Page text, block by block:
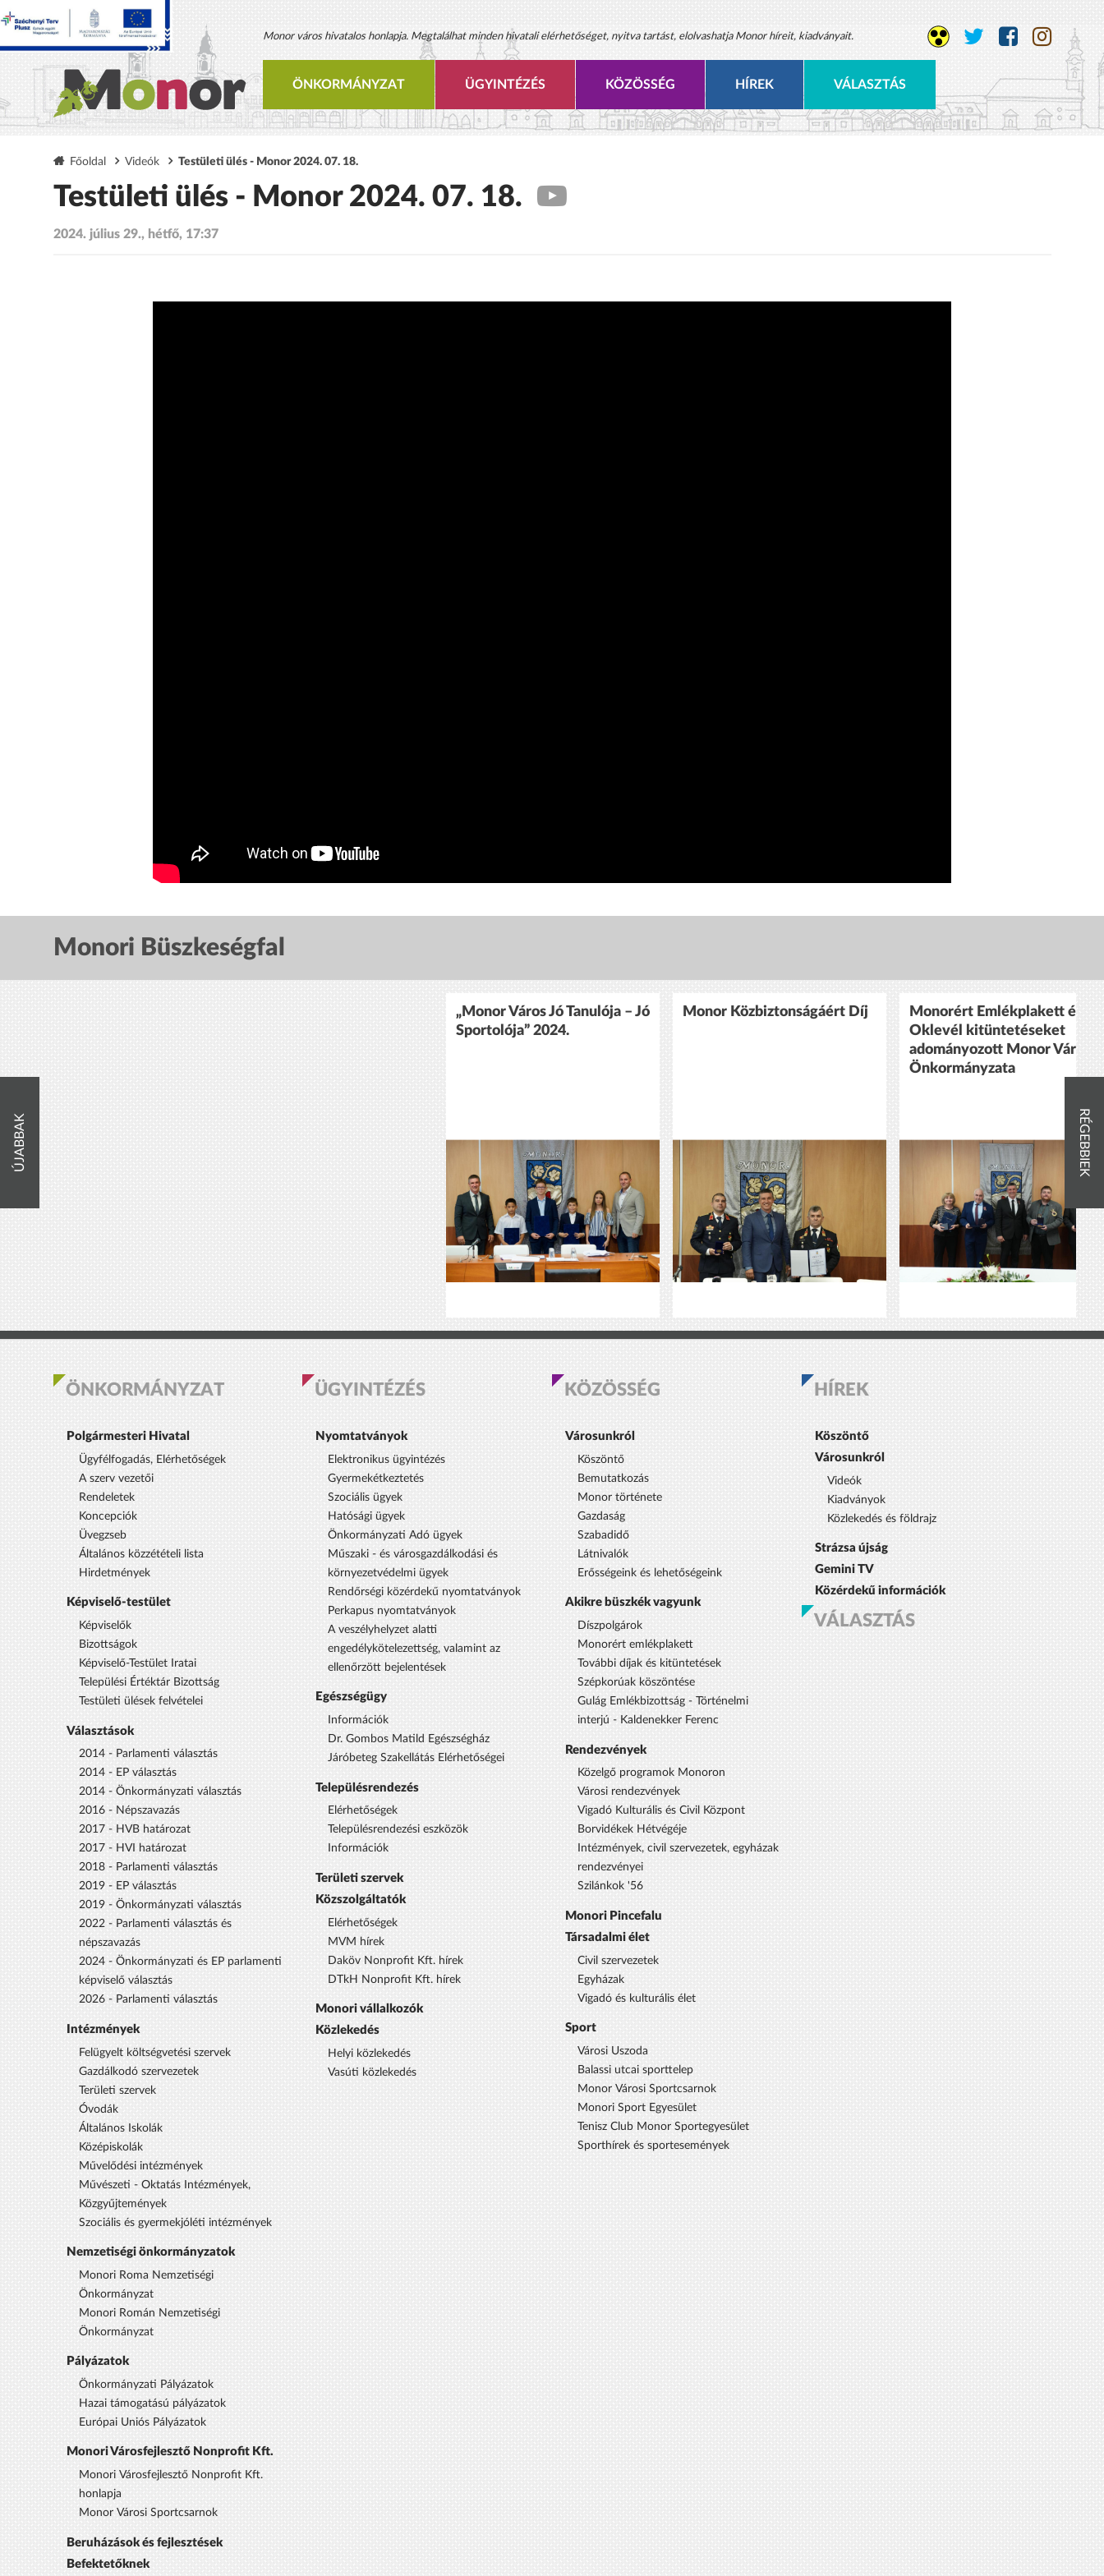
Monor város hivatalos honlapja. Megtalálhat minden hivatali elérhetőséget, nyitva tartást, elolvashatja Monor híreit, kiadványait.
ÖNKORMÁNYZAT ÜGYINTÉZÉS KÖZÖSSÉG HÍREK VÁLASZTÁS
Főoldal Videók Testületi ülés - Monor 2024. 07. 18.
Testületi ülés - Monor 2024. 07. 18.
2024. július 29., hétfő, 17:37
Monori Büszkeségfal
ÚJABBAK
„Monor Város Jó Tanulója – Jó
Sportolója” 2024.
Monor Közbiztonságáért Díj
Monorért Emlékplakett és
Oklevél kitüntetéseket
adományozott Monor Város
Önkormányzata
RÉGEBBIEK
ÖNKORMÁNYZAT
Polgármesteri Hivatal
Ügyfélfogadás, Elérhetőségek
A szerv vezetői
Rendeletek
Koncepciók
Üvegzseb
Általános közzétételi lista
Hirdetmények
Képviselő-testület
Képviselők
Bizottságok
Képviselő-Testület Iratai
Települési Értéktár Bizottság
Testületi ülések felvételei
Választások
2014 - Parlamenti választás
2014 - EP választás
2014 - Önkormányzati választás
2016 - Népszavazás
2017 - HVB határozat
2017 - HVI határozat
2018 - Parlamenti választás
2019 - EP választás
2019 - Önkormányzati választás
2022 - Parlamenti választás és
népszavazás
2024 - Önkormányzati és EP parlamenti
képviselő választás
2026 - Parlamenti választás
Intézmények
Felügyelt költségvetési szervek
Gazdálkodó szervezetek
Területi szervek
Óvodák
Általános Iskolák
Középiskolák
Művelődési intézmények
Művészeti - Oktatás Intézmények,
Közgyűjtemények
Szociális és gyermekjóléti intézmények
Nemzetiségi önkormányzatok
Monori Roma Nemzetiségi
Önkormányzat
Monori Román Nemzetiségi
Önkormányzat
Pályázatok
Önkormányzati Pályázatok
Hazai támogatású pályázatok
Európai Uniós Pályázatok
Monori Városfejlesztő Nonprofit Kft.
Monori Városfejlesztő Nonprofit Kft.
honlapja
Monor Városi Sportcsarnok
Beruházások és fejlesztések
Befektetőknek
ÜGYINTÉZÉS
Nyomtatványok
Elektronikus ügyintézés
Gyermekétkeztetés
Szociális ügyek
Hatósági ügyek
Önkormányzati Adó ügyek
Műszaki - és városgazdálkodási és
környezetvédelmi ügyek
Rendőrségi közérdekű nyomtatványok
Perkapus nyomtatványok
A veszélyhelyzet alatti
engedélykötelezettség, valamint az
ellenőrzött bejelentések
Egészségügy
Információk
Dr. Gombos Matild Egészségház
Járóbeteg Szakellátás Elérhetőségei
Településrendezés
Elérhetőségek
Településrendezési eszközök
Információk
Területi szervek
Közszolgáltatók
Elérhetőségek
MVM hírek
Daköv Nonprofit Kft. hírek
DTkH Nonprofit Kft. hírek
Monori vállalkozók
Közlekedés
Helyi közlekedés
Vasúti közlekedés
KÖZÖSSÉG
Városunkról
Köszöntő
Bemutatkozás
Monor története
Gazdaság
Szabadidő
Látnivalók
Erősségeink és lehetőségeink
Akikre büszkék vagyunk
Díszpolgárok
Monorért emlékplakett
További díjak és kitüntetések
Szépkorúak köszöntése
Gulág Emlékbizottság - Történelmi
interjú - Kaldenekker Ferenc
Rendezvények
Közelgő programok Monoron
Városi rendezvények
Vigadó Kulturális és Civil Központ
Borvidékek Hétvégéje
Intézmények, civil szervezetek, egyházak
rendezvényei
Szilánkok '56
Monori Pincefalu
Társadalmi élet
Civil szervezetek
Egyházak
Vigadó és kulturális élet
Sport
Városi Uszoda
Balassi utcai sporttelep
Monor Városi Sportcsarnok
Monori Sport Egyesület
Tenisz Club Monor Sportegyesület
Sporthírek és sportesemények
HÍREK
Köszöntő
Városunkról
Videók
Kiadványok
Közlekedés és földrajz
Strázsa újság
Gemini TV
Közérdekű információk
VÁLASZTÁS